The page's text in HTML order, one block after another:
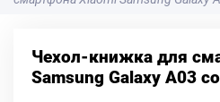
Чехол-книжка для
Samsung Galaxy A03